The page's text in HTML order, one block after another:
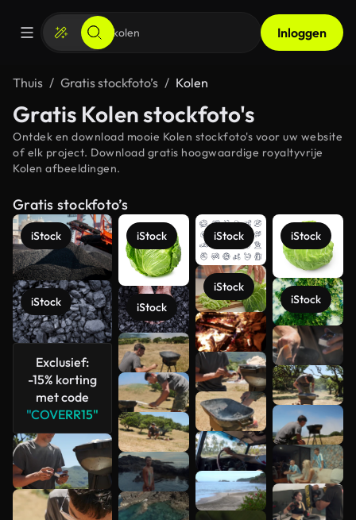
Inloggen
Thuis Gratis stockfoto’s Kolen
Gratis Kolen stockfoto's
Ontdek en download mooie Kolen stockfoto's voor uw website
of elk project. Download gratis hoogwaardige royaltyvrije
Kolen afbeeldingen.
Gratis stockfoto’s
iStock
iStock
Exclusief:
-15% korting
met code
"COVERR15"
iStock
iStock
iStock
iStock
iStock
iStock
Meer
bekijken